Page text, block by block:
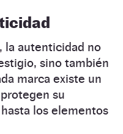
, la autenticidad no
sino también
marca existe un
su
los elementos